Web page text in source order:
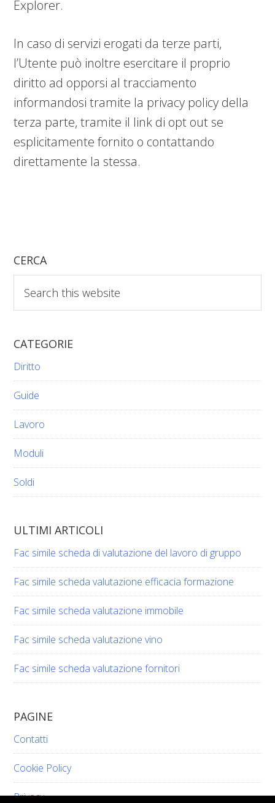
Explorer.
In caso di servizi erogati da terze parti,
l’Utente può inoltre esercitare il proprio
diritto ad opporsi al tracciamento
informandosi tramite la privacy policy della
terza parte, tramite il link di opt out se
esplicitamente fornito o contattando
direttamente la stessa.
CERCA
this
website
CATEGORIE
Diritto
Guide
Lavoro
Moduli
Soldi
ULTIMI ARTICOLI
Fac simile scheda di valutazione del lavoro di gruppo​​
Fac simile scheda valutazione efficacia formazione​​
Fac simile scheda valutazione immobile​​
Fac simile scheda valutazione vino​​​
Fac simile scheda valutazione fornitori​​
PAGINE
Contatti
Cookie Policy
Privacy